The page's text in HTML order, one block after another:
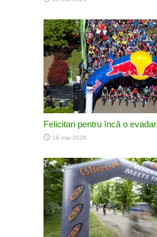
Felicitari pentru încă o
16 mai 2026